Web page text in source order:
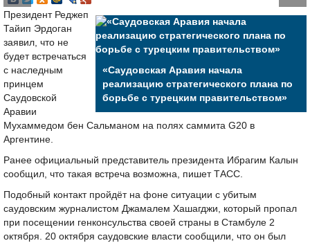
«Саудовская Аравия начала
реализацию стратегического плана по
борьбе с турецким правительством»
Президент Реджеп
Тайип Эрдоган
заявил, что не
будет встречаться
с наследным
принцем
Саудовской
Аравии
Мухаммедом бен Сальманом на полях саммита G20 в
Аргентине.
Ранее официальный представитель президента Ибрагим Калын
сообщил, что такая встреча возможна, пишет ТАСС.
Подобный контакт пройдёт на фоне ситуации с убитым
саудовским журналистом Джамалем Хашагджи, который пропал
при посещении генконсульства своей страны в Стамбуле 2
октября. 20 октября саудовские власти сообщили, что он был